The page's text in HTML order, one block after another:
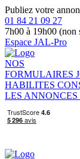
Publiez votre
01 84 21 09 27
7h00 à 19h00 (non
Espace JAL-Pro
NOS
FORMULAIRES
HABILITES
LES